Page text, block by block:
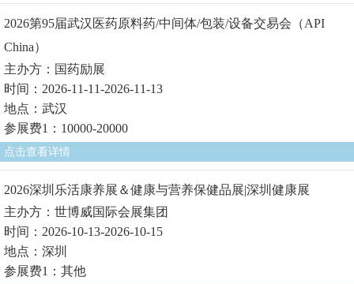
2026第95届武汉医药原料药/中间体/包装/设备交易会（API
China）
主办方：国药励展
时间：2026-11-11-2026-11-13
地点：武汉
参展费1：10000-20000
点击查看详情
2026深圳乐活康养展＆健康与营养保健品展|深圳健康展
主办方：世博威国际会展集团
时间：2026-10-13-2026-10-15
地点：深圳
参展费1：其他